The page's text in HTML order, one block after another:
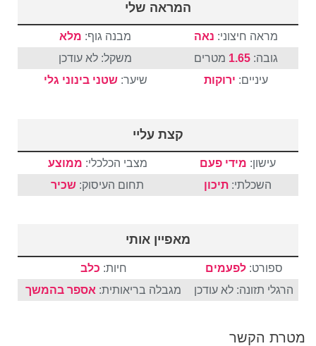
המראה שלי
מראה חיצוני: נאה מבנה גוף: מלא
גובה:1.65 מטרים
משקל: לא עודכן
עיניים: ירוקות שיער:שטני בינוני גלי
קצת עליי
עישון: מידי פעם מצבי הכלכלי: ממוצע
השכלתי: תיכון תחום העיסוק: שכיר
מאפיין אותי
ספורט:לפעמים חיות: כלב
הרגלי תזונה: לא עודכן
מגבלה בריאותית: אספר בהמשך
מטרת הקשר